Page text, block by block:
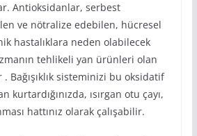
Antioksidanlar, serbest
ve nötralize edebilen, hücresel
hastalıklara neden olabilecek
tehlikeli yan ürünleri olan
Bağışıklık sisteminizi bu oksidatif
kurtardığınızda, ısırgan otu çayı,
hattınız olarak çalışabilir.